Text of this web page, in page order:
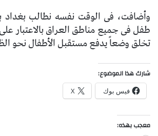
وأضافت، فى الوقت نفسه نطالب
طفل فى جميع مناطق العراق بالاعتبار
تخلق وضعاً يدفع مستقبل الأطفال نحو
شارك هذا الموضوع:
فيس بوك X
معجب بهذه: